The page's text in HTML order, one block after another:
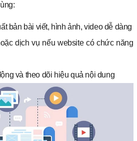
bản bài viết, hình ảnh, video dễ dàng
dịch vụ nếu website có chức năng
và theo dõi hiệu quả nội dung